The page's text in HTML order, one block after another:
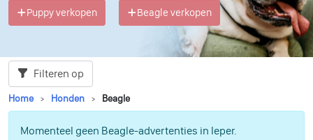
Puppy verkopen Beagle verkopen
Filteren op
Home Honden Beagle
Momenteel geen Beagle-advertenties in Ieper.